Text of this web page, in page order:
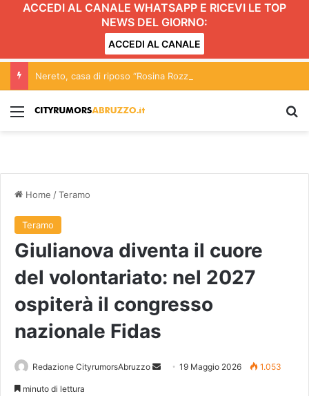
ACCEDI AL CANALE WHATSAPP E RICEVI LE TOP
NEWS DEL GIORNO:
ACCEDI AL CANALE
Menu
Home /Teramo
Teramo
Giulianova diventa il cuore
del volontariato: nel 2027
ospiterà il congresso
nazionale Fidas
Redazione CityrumorsAbruzzo 19 Maggio 2026 1.053
minuto di lettura